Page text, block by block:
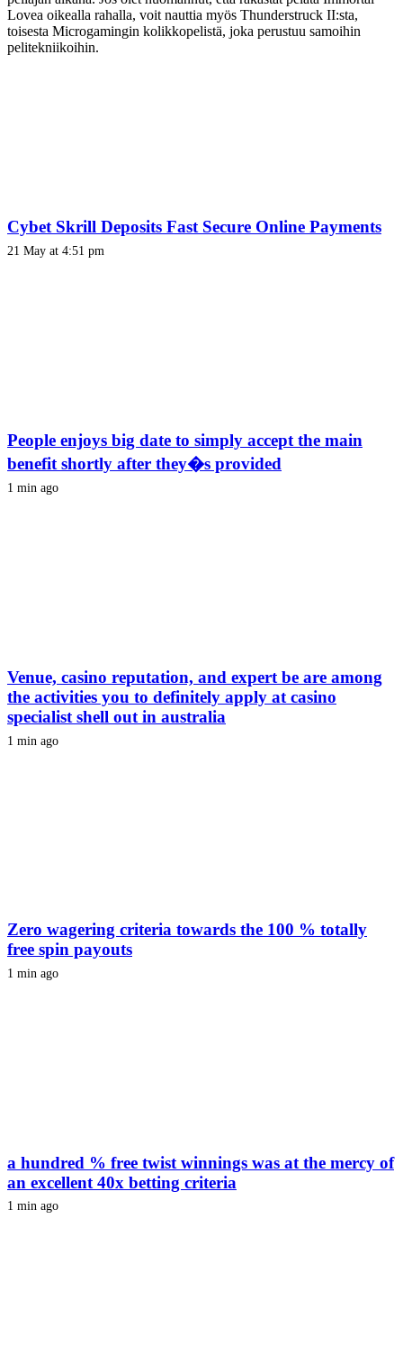
Lovea oikealla rahalla, voit nauttia myös Thunderstruck II:sta,
toisesta Microgamingin kolikkopelistä, joka perustuu samoihin
pelitekniikoihin.
Cybet Skrill Deposits Fast Secure Online Payments
21 May at 4:51 pm
People enjoys big date to simply accept the main
benefit shortly after they�s provided
1 min ago
Venue, casino reputation, and expert be are among
the activities you to definitely apply at casino
specialist shell out in australia
1 min ago
Zero wagering criteria towards the 100 % totally
free spin payouts
1 min ago
a hundred % free twist winnings was at the mercy of
an excellent 40x betting criteria
1 min ago